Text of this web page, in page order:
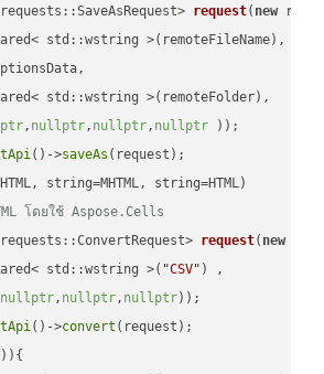
request( new
std::wstring >(remoteFileName),
std::wstring >(remoteFolder),
, nullptr, nullptr, nullptr ))
()->saveAs (request);
โดยใช้ Aspose.Cells
request( new
std::wstring >(
"CSV" ) ,
nullptr, nullptr, nullptr))
()->convert